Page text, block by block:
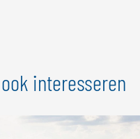
interesseren